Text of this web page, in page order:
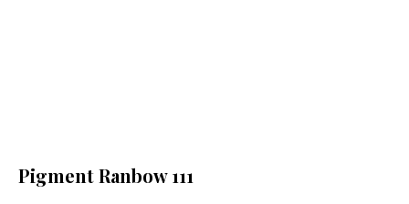
Pigment Ranbow 111